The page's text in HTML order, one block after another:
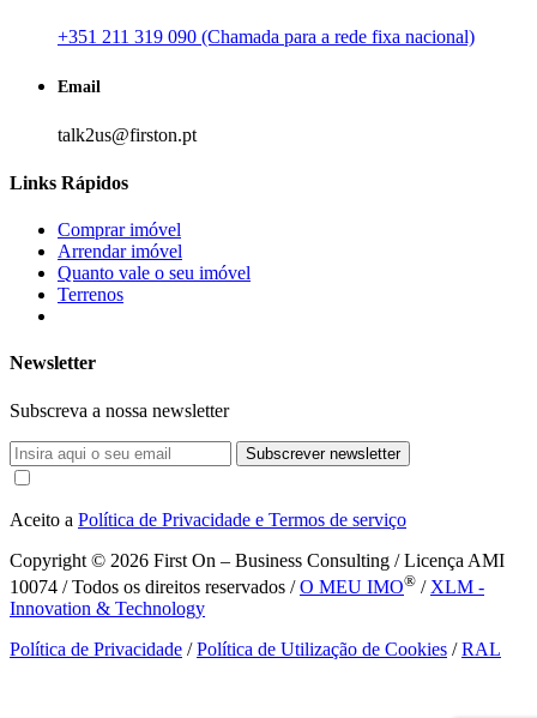
+351 211 319 090 (Chamada para a rede fixa nacional)
Email
talk2us@firston.pt
Links Rápidos
Comprar imóvel
Arrendar imóvel
Quanto vale o seu imóvel
Terrenos
Newsletter
Subscreva a nossa newsletter
Subscrever newsletter
Aceito a Política de Privacidade e Termos de serviço
Copyright © 2026 First On – Business Consulting / Licença AMI
10074 / Todos os direitos reservados /O MEU IMO® / XLM -
Innovation & Technology
Política de Privacidade /Política de Utilização de Cookies /RAL